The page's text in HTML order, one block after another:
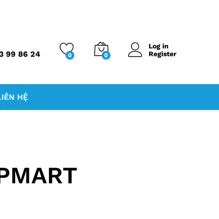
99 86 24 0 0
Log in
Register
HỆ